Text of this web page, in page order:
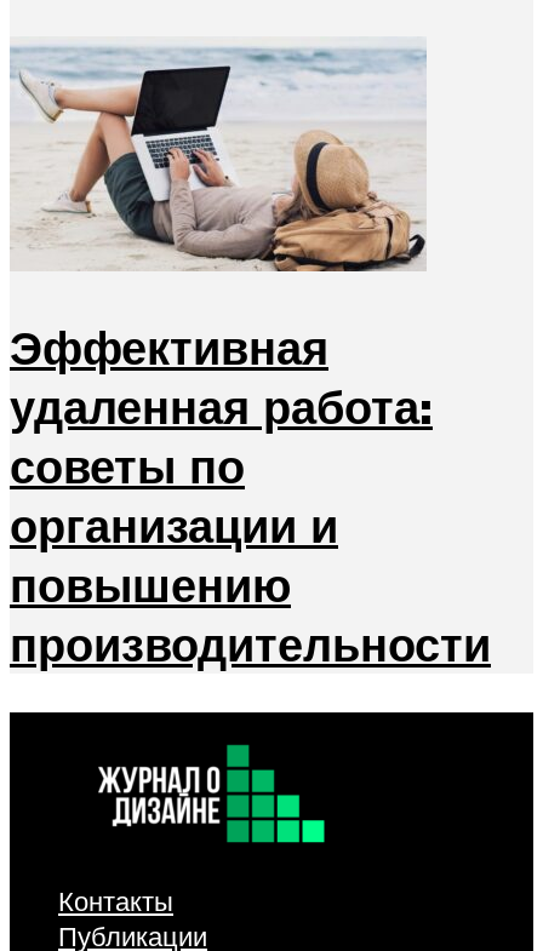
Эффективная
удаленная работа:
советы по
организации и
повышению
производительности
Контакты
Публикации